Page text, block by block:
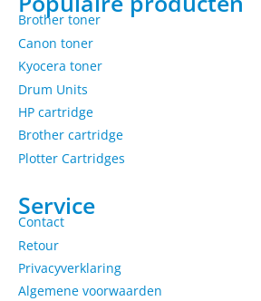
Brother toner
Canon toner
Kyocera toner
Drum Units
HP cartridge
Brother cartridge
Plotter Cartridges
Service
Contact
Retour
Privacyverklaring
Algemene voorwaarden